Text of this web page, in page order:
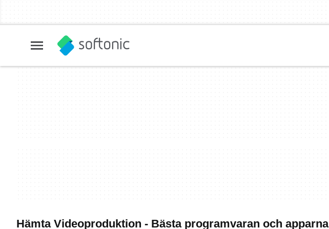
Hämta Videoproduktion - Bästa programvaran och apparna